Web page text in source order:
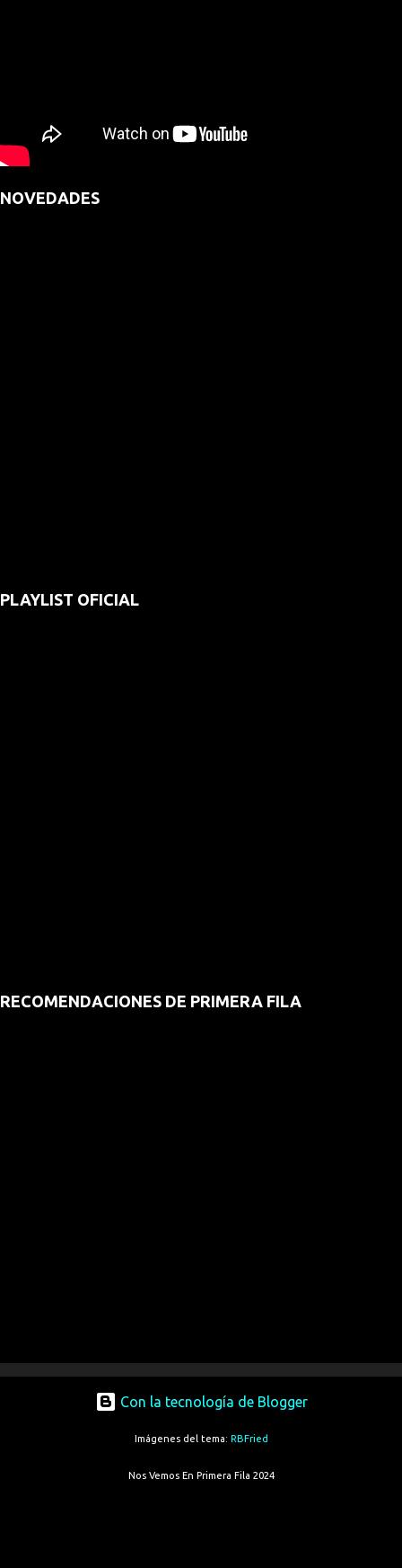
NOVEDADES
PLAYLIST OFICIAL
RECOMENDACIONES DE PRIMERA FILA
Con la tecnología de Blogger
Imágenes del tema: RBFried
Nos Vemos En Primera Fila 2024